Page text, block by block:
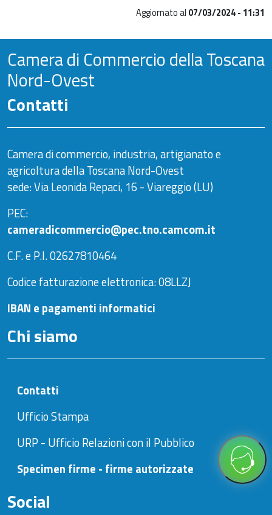
Aggiornato al 07/03/2024 - 11:31
Camera di Commercio della Toscana
Nord-Ovest
Contatti
Camera di commercio, industria, artigianato e
agricoltura della Toscana Nord-Ovest
sede: Via Leonida Repaci, 16 - Viareggio (LU)
PEC:
cameradicommercio@pec.tno.camcom.it
C.F. e P.I. 02627810464
Codice fatturazione elettronica: 08LLZJ
IBAN e pagamenti informatici
Chi siamo
Contatti
Ufficio Stampa
URP - Ufficio Relazioni con il Pubblico
Specimen firme - firme autorizzate
Social